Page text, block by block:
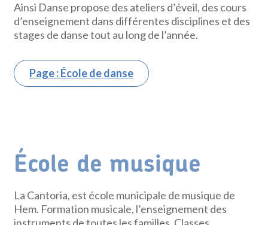
Ainsi Danse propose des ateliers d’éveil, des cours
d’enseignement dans différentes disciplines et des
stages de danse tout au long de l’année.
Page : École de danse
École de musique
La Cantoria, est école municipale de musique de
Hem. Formation musicale, l’enseignement des